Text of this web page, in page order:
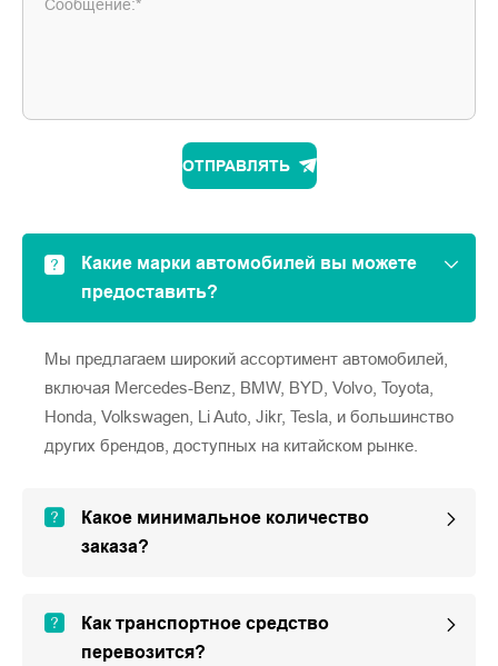
Сообщение:*
ОТПРАВЛЯТЬ
Какие марки автомобилей вы можете
предоставить?
Мы предлагаем широкий ассортимент автомобилей,
включая Mercedes-Benz, BMW, BYD, Volvo, Toyota,
Honda, Volkswagen, Li Auto, Jikr, Tesla, и большинство
других брендов, доступных на китайском рынке.
Какое минимальное количество
заказа?
Как транспортное средство
перевозится?